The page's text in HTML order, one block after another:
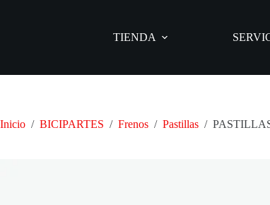
TIENDA
Inicio / BICIPARTES / Frenos / Pastillas /